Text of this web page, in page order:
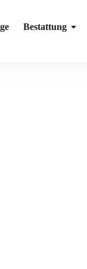
Bestattung